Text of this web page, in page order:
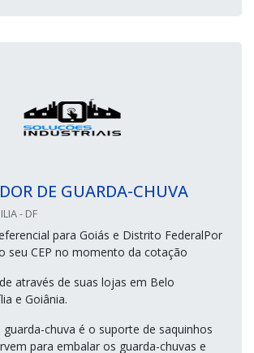
DE GUARDA-CHUVA
- DF
para Goiás e Distrito FederalPor
seu CEP no momento da cotação
através de suas lojas em Belo
e Goiânia.
chuva é o suporte de saquinhos
para embalar os guarda-chuvas e